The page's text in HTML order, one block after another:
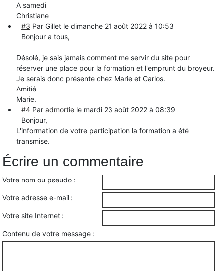
A samedi
Christiane
#3 Par Gillet le dimanche 21 août 2022 à 10:53
Bonjour a tous,
Désolé, je sais jamais comment me servir du site pour
réserver une place pour la formation et l'emprunt du broyeur.
Je serais donc présente chez Marie et Carlos.
Amitié
Marie.
#4 Par admortie le mardi 23 août 2022 à 08:39
Bonjour,
L'information de votre participation la formation a été
transmise.
Écrire un commentaire
Votre nom ou pseudo :
Votre adresse e-mail :
Votre site Internet :
Contenu de votre message :